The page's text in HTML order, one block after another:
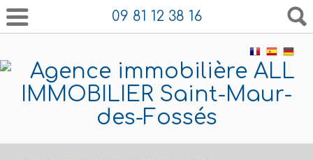
09 81 12 38 16